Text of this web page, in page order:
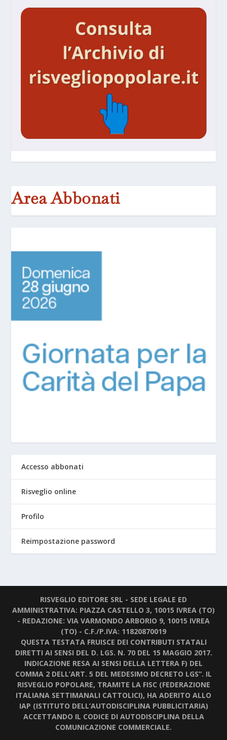
Area Abbonati
Accesso abbonati
Risveglio online
Profilo
Reimpostazione password
RISVEGLIO EDITORE SRL - SEDE LEGALE ED
AMMINISTRATIVA: PIAZZA CASTELLO 3, 10015 IVREA (TO)
- REDAZIONE: VIA VARMONDO ARBORIO 9, 10015 IVREA
(TO) - C.F./P.IVA: 11820870019
QUESTA TESTATA FRUISCE DEI CONTRIBUTI STATALI
DIRETTI AI SENSI DEL D. LGS. N. 70 DEL 15 MAGGIO 2017.
INDICAZIONE RESA AI SENSI DELLA LETTERA F) DEL
COMMA 2 DELL’ART. 5 DEL MEDESIMO DECRETO LGS”. IL
RISVEGLIO POPOLARE, TRAMITE LA FISC (FEDERAZIONE
ITALIANA SETTIMANALI CATTOLICI), HA ADERITO ALLO
IAP (ISTITUTO DELL’AUTODISCIPLINA PUBBLICITARIA)
ACCETTANDO IL CODICE DI AUTODISCIPLINA DELLA
COMUNICAZIONE COMMERCIALE.